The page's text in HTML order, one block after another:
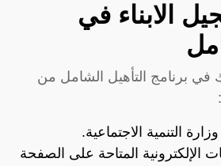
الابناء في
في برنامج التأهيل الشامل من
وزارة التنمية الاجتماعية.
الإلكترونية المتاحة على الصفحة